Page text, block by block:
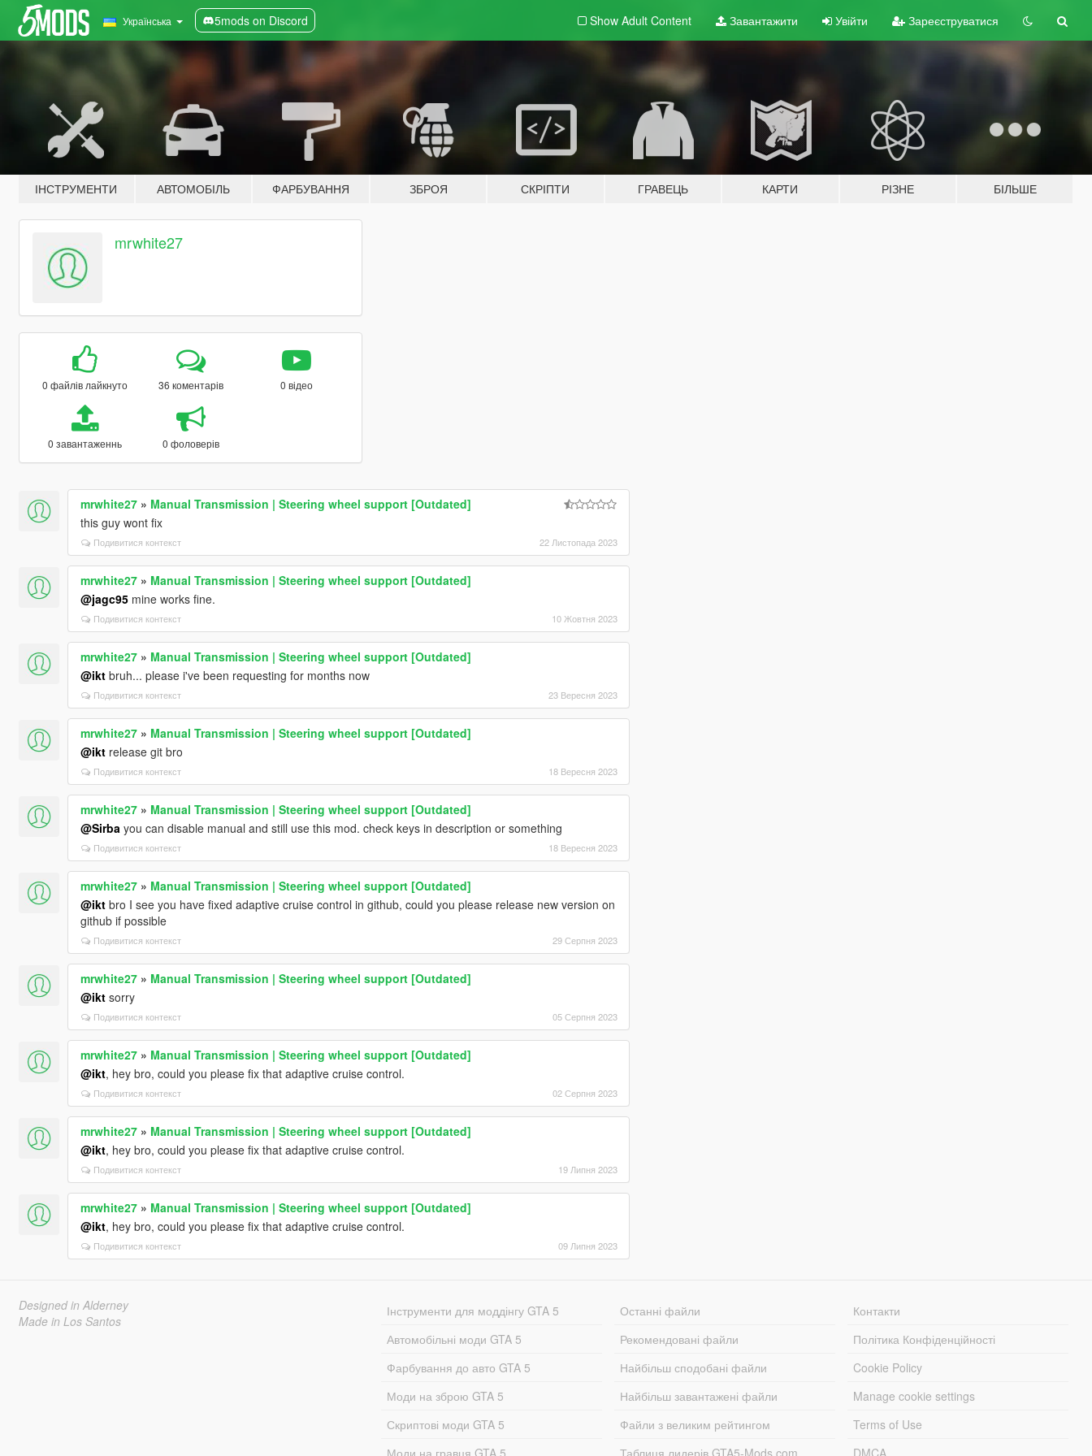
Українська 5mods on Discord Show Adult Content Завантажити Увійти Зареєструватися
ІНСТРУМЕНТИ АВТОМОБІЛЬ ФАРБУВАННЯ ЗБРОЯ СКРІПТИ ГРАВЕЦЬ КАРТИ РІЗНЕ БІЛЬШЕ
mrwhite27
0 файлів лайкнуто 36 коментарів 0 відео
0 завантаженнь 0 фоловерів
mrwhite27» Manual Transmission | Steering wheel support [Outdated]
this guy wont fix
Подивитися контекст 22 Листопада 2023
mrwhite27» Manual Transmission | Steering wheel support [Outdated]
@jagc95mine works fine.
Подивитися контекст 10 Жовтня 2023
mrwhite27» Manual Transmission | Steering wheel support [Outdated]
@iktbruh... please i've been requesting for months now
Подивитися контекст 23 Вересня 2023
mrwhite27» Manual Transmission | Steering wheel support [Outdated]
@iktrelease git bro
Подивитися контекст 18 Вересня 2023
mrwhite27» Manual Transmission | Steering wheel support [Outdated]
@Sirba you can disable manual and still use this mod. check keys in description or something
Подивитися контекст 18 Вересня 2023
mrwhite27» Manual Transmission | Steering wheel support [Outdated]
@iktbro I see you have fixed adaptive cruise control in github, could you please release new version on
github if possible
Подивитися контекст 29 Серпня 2023
mrwhite27» Manual Transmission | Steering wheel support [Outdated]
@iktsorry
Подивитися контекст 05 Серпня 2023
mrwhite27» Manual Transmission | Steering wheel support [Outdated]
@ikt, hey bro, could you please fix that adaptive cruise control.
Подивитися контекст 02 Серпня 2023
mrwhite27» Manual Transmission | Steering wheel support [Outdated]
@ikt, hey bro, could you please fix that adaptive cruise control.
Подивитися контекст 19 Липня 2023
mrwhite27» Manual Transmission | Steering wheel support [Outdated]
@ikt, hey bro, could you please fix that adaptive cruise control.
Подивитися контекст 09 Липня 2023
Designed in Alderney
Made in Los Santos
Інструменти для моддінгу GTA 5
Автомобільні моди GTA 5
Фарбування до авто GTA 5
Моди на зброю GTA 5
Скриптові моди GTA 5
Моди на гравця GTA 5.
Останні файли
Рекомендовані файли
Найбільш сподобані файли
Найбільш завантажені файли
Файли з великим рейтингом
Таблиця лидерів GTA5-Mods.com
Контакти
Політика Конфіденційності
Cookie Policy
Manage cookie settings
Terms of Use
DMCA